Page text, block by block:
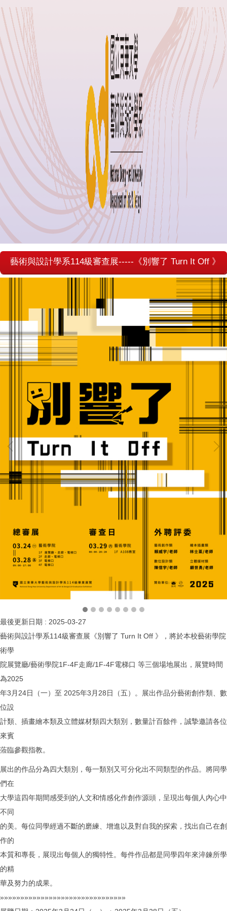
藝術與設計學系114級審查展-----《別響了 Turn It Off 》
最後更新日期 : 2025-03-27
藝術與設計學系114級審查展《別響了 Turn It Off 》，將於本校藝術學院
術學
院展覽廳/藝術學院1F-4F走廊/1F-4F電梯口 等三個場地展出，展覽時間
為2025
年3月24日（一）至 2025年3月28日（五）。展出作品分藝術創作類、數
位設
計類、插畫繪本類及立體媒材類四大類別，數量計百餘件，誠摯邀請各位
來賓
蒞臨參觀指教。
展出的作品分為四大類別，每一類別又可分化出不同類型的作品。將同學
們在
大學這四年期間感受到的人文和情感化作創作源頭，呈現出每個人內心中
不同
的美。每位同學經過不斷的磨練、增進以及對自我的探索，找出自己在創
作的
本質和專長，展現出每個人的獨特性。每件作品都是同學四年來淬鍊所學
的精
華及努力的成果。
»»»»»»»»»»»»»»»»»»»»»»»»»»»»»»»